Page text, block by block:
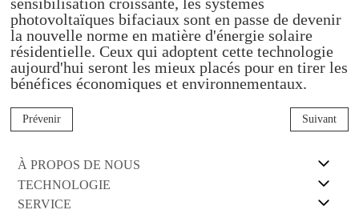
photovoltaïques bifaciaux sont en passe de devenir
la nouvelle norme en matière d'énergie solaire
résidentielle. Ceux qui adoptent cette technologie
aujourd'hui seront les mieux placés pour en tirer les
bénéfices économiques et environnementaux.
Prévenir Suivant
À PROPOS DE NOUS
TECHNOLOGIE
SERVICE